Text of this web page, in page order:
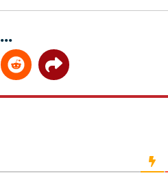
Reddit Share